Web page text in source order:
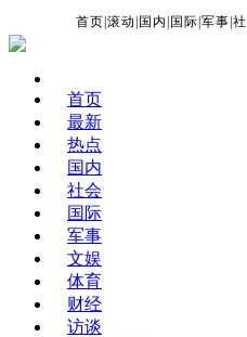
首页 |滚动 国内 国际 |军事 |
首页
最新
热点
国内
社会
国际
军事
文娱
体育
财经
访谈